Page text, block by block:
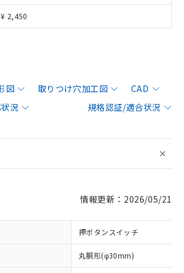
¥ 2,450
図 取りつけ穴加工図
CAD
況
規格認証/適合状況
情報更新：2026/05/21
押ボタンスイッチ
丸胴形(φ30mm)